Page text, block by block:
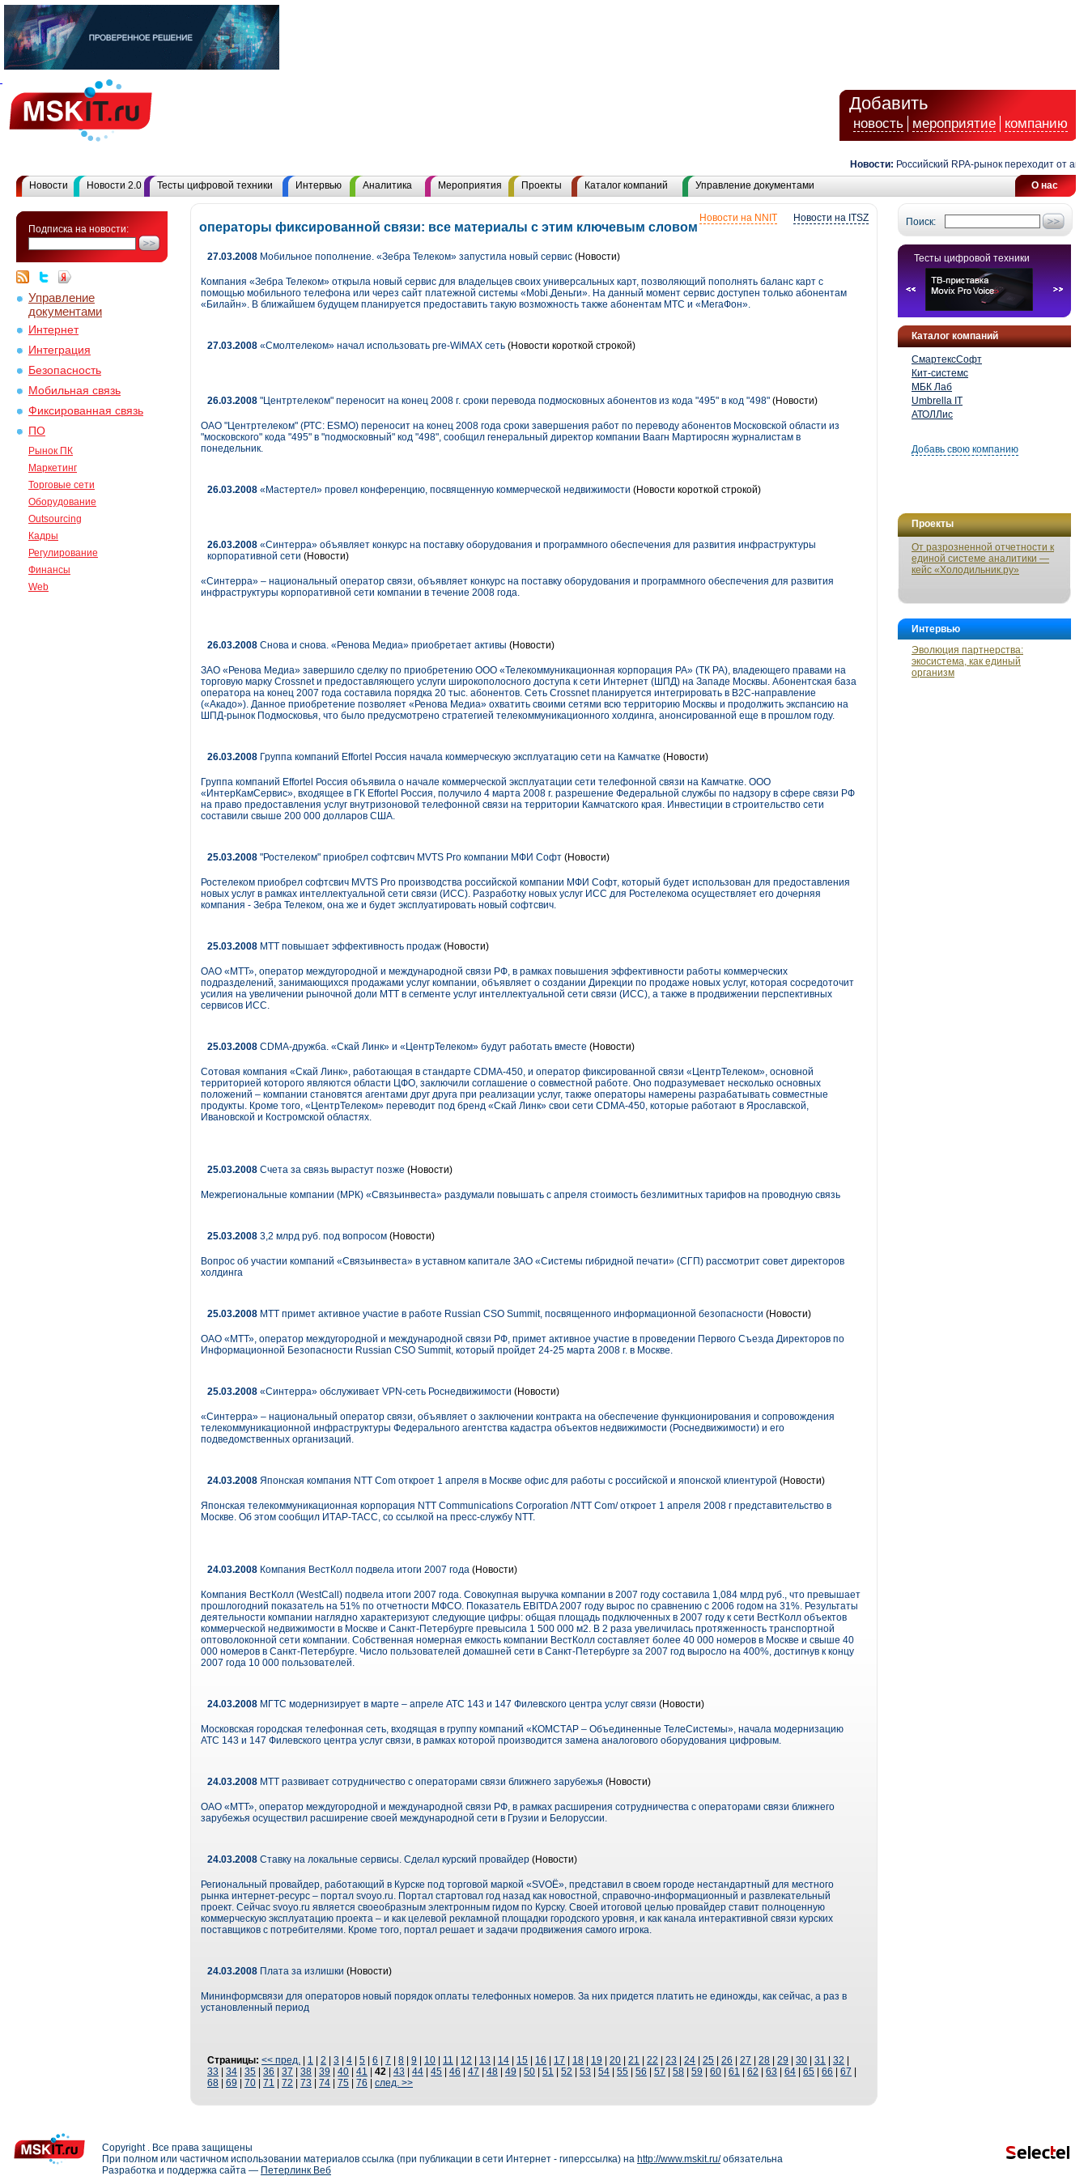
Добавить
новость мероприятие компанию
Новости: Российский RPA-рынок переходит от
О нас
Новости Новости 2.0 Тесты цифровой техники Интервью Аналитика Мероприятия Проекты Каталог компаний Управление документами
Подписка на новости:
Управление
документами
Интернет
Интеграция
Безопасность
Мобильная связь
Фиксированная связь
ПО
Рынок ПК
Маркетинг
Торговые сети
Оборудование
Outsourcing
Кадры
Регулирование
Финансы
Web
Поиск:
Тесты цифровой техники
Каталог компаний
СмартексСофт
Кит-системс
МБК Лаб
Umbrella IT
АТОЛЛис
Добавь свою компанию
Проекты
От разрозненной отчетности к
единой системе аналитики —
кейс «Холодильник.ру»
Интервью
Эволюция партнерства:
экосистема, как единый
организм
Новости на ITSZ
Новости на NNIT
операторы фиксированной связи: все материалы с этим ключевым словом
27.03.2008 Мобильное пополнение. «Зебра Телеком» запустила новый сервис (Новости)
Компания «Зебра Телеком» открыла новый сервис для владельцев своих универсальных карт, позволяющий пополнять баланс карт с
помощью мобильного телефона или через сайт платежной системы «Mobi.Деньги». На данный момент сервис доступен только абонентам
«Билайн». В ближайшем будущем планируется предоставить такую возможность также абонентам МТС и «МегаФон».
27.03.2008 «Смолтелеком» начал использовать pre-WiMAX сеть (Новости короткой строкой)
26.03.2008 "Центртелеком" переносит на конец 2008 г. сроки перевода подмосковных абонентов из кода "495" в код "498" (Новости)
ОАО "Центртелеком" (РТС: ESMO) переносит на конец 2008 года сроки завершения работ по переводу абонентов Московской области из
"московского" кода "495" в "подмосковный" код "498", сообщил генеральный директор компании Ваагн Мартиросян журналистам в
понедельник.
26.03.2008 «Мастертел» провел конференцию, посвященную коммерческой недвижимости (Новости короткой строкой)
26.03.2008 «Синтерра» объявляет конкурс на поставку оборудования и программного обеспечения для развития инфраструктуры
корпоративной сети (Новости)
«Синтерра» – национальный оператор связи, объявляет конкурс на поставку оборудования и программного обеспечения для развития
инфраструктуры корпоративной сети компании в течение 2008 года.
26.03.2008 Снова и снова. «Ренова Медиа» приобретает активы (Новости)
ЗАО «Ренова Медиа» завершило сделку по приобретению ООО «Телекоммуникационная корпорация РА» (ТК РА), владеющего правами на
торговую марку Crossnet и предоставляющего услуги широкополосного доступа к сети Интернет (ШПД) на Западе Москвы. Абонентская база
оператора на конец 2007 года составила порядка 20 тыс. абонентов. Сеть Crossnet планируется интегрировать в B2C-направление
(«Акадо»). Данное приобретение позволяет «Ренова Медиа» охватить своими сетями всю территорию Москвы и продолжить экспансию на
ШПД-рынок Подмосковья, что было предусмотрено стратегией телекоммуникационного холдинга, анонсированной еще в прошлом году.
26.03.2008 Группа компаний Effortel Россия начала коммерческую эксплуатацию сети на Камчатке (Новости)
Группа компаний Effortel Россия объявила о начале коммерческой эксплуатации сети телефонной связи на Камчатке. ООО
«ИнтерКамСервис», входящее в ГК Effortel Россия, получило 4 марта 2008 г. разрешение Федеральной службы по надзору в сфере связи РФ
на право предоставления услуг внутризоновой телефонной связи на территории Камчатского края. Инвестиции в строительство сети
составили свыше 200 000 долларов США.
25.03.2008 "Ростелеком" приобрел софтсвич MVTS Pro компании МФИ Софт (Новости)
Ростелеком приобрел софтсвич MVTS Pro производства российской компании МФИ Софт, который будет использован для предоставления
новых услуг в рамках интеллектуальной сети связи (ИСС). Разработку новых услуг ИСС для Ростелекома осуществляет его дочерняя
компания - Зебра Телеком, она же и будет эксплуатировать новый софтсвич.
25.03.2008 МТТ повышает эффективность продаж (Новости)
ОАО «МТТ», оператор междугородной и международной связи РФ, в рамках повышения эффективности работы коммерческих
подразделений, занимающихся продажами услуг компании, объявляет о создании Дирекции по продаже новых услуг, которая сосредоточит
усилия на увеличении рыночной доли МТТ в сегменте услуг интеллектуальной сети связи (ИСС), а также в продвижении перспективных
сервисов ИСС.
25.03.2008 CDMA-дружба. «Скай Линк» и «ЦентрТелеком» будут работать вместе (Новости)
Сотовая компания «Скай Линк», работающая в стандарте CDMA-450, и оператор фиксированной связи «ЦентрТелеком», основной
территорией которого являются области ЦФО, заключили соглашение о совместной работе. Оно подразумевает несколько основных
положений – компании становятся агентами друг друга при реализации услуг, также операторы намерены разрабатывать совместные
продукты. Кроме того, «ЦентрТелеком» переводит под бренд «Скай Линк» свои сети CDMA-450, которые работают в Ярославской,
Ивановской и Костромской областях.
25.03.2008 Счета за связь вырастут позже (Новости)
Межрегиональные компании (МРК) «Связьинвеста» раздумали повышать с апреля стоимость безлимитных тарифов на проводную связь
25.03.2008 3,2 млрд руб. под вопросом (Новости)
Вопрос об участии компаний «Связьинвеста» в уставном капитале ЗАО «Системы гибридной печати» (СГП) рассмотрит совет директоров
холдинга
25.03.2008 МТТ примет активное участие в работе Russian CSO Summit, посвященного информационной безопасности (Новости)
ОАО «МТТ», оператор междугородной и международной связи РФ, примет активное участие в проведении Первого Съезда Директоров по
Информационной Безопасности Russian CSO Summit, который пройдет 24-25 марта 2008 г. в Москве.
25.03.2008 «Синтерра» обслуживает VPN-сеть Роснедвижимости (Новости)
«Синтерра» – национальный оператор связи, объявляет о заключении контракта на обеспечение функционирования и сопровождения
телекоммуникационной инфраструктуры Федерального агентства кадастра объектов недвижимости (Роснедвижимости) и его
подведомственных организаций.
24.03.2008 Японская компания NTT Com откроет 1 апреля в Москве офис для работы с российской и японской клиентурой (Новости)
Японская телекоммуникационная корпорация NTT Communications Corporation /NTT Com/ откроет 1 апреля 2008 г представительство в
Москве. Об этом сообщил ИТАР-ТАСС, со ссылкой на пресс-службу NTT.
24.03.2008 Компания ВестКолл подвела итоги 2007 года (Новости)
Компания ВестКолл (WestCall) подвела итоги 2007 года. Совокупная выручка компании в 2007 году составила 1,084 млрд руб., что превышает
прошлогодний показатель на 51% по отчетности МФСО. Показатель EBITDA 2007 году вырос по сравнению с 2006 годом на 31%. Результаты
деятельности компании наглядно характеризуют следующие цифры: общая площадь подключенных в 2007 году к сети ВестКолл объектов
коммерческой недвижимости в Москве и Санкт-Петербурге превысила 1 500 000 м2. В 2 раза увеличилась протяженность транспортной
оптоволоконной сети компании. Собственная номерная емкость компании ВестКолл составляет более 40 000 номеров в Москве и свыше 40
000 номеров в Санкт-Петербурге. Число пользователей домашней сети в Санкт-Петербурге за 2007 год выросло на 400%, достигнув к концу
2007 года 10 000 пользователей.
24.03.2008 МГТС модернизирует в марте – апреле АТС 143 и 147 Филевского центра услуг связи (Новости)
Московская городская телефонная сеть, входящая в группу компаний «КОМСТАР – Объединенные ТелеСистемы», начала модернизацию
АТС 143 и 147 Филевского центра услуг связи, в рамках которой производится замена аналогового оборудования цифровым.
24.03.2008 MTT развивает сотрудничество с операторами связи ближнего зарубежья (Новости)
ОАО «МТТ», оператор междугородной и международной связи РФ, в рамках расширения сотрудничества с операторами связи ближнего
зарубежья осуществил расширение своей международной сети в Грузии и Белоруссии.
24.03.2008 Ставку на локальные сервисы. Сделал курский провайдер (Новости)
Региональный провайдер, работающий в Курске под торговой маркой «SVOЁ», представил в своем городе нестандартный для местного
рынка интернет-ресурс – портал svoyo.ru. Портал стартовал год назад как новостной, справочно-информационный и развлекательный
проект. Сейчас svoyo.ru является своеобразным электронным гидом по Курску. Своей итоговой целью провайдер ставит полноценную
коммерческую эксплуатацию проекта – и как целевой рекламной площадки городского уровня, и как канала интерактивной связи курских
поставщиков с потребителями. Кроме того, портал решает и задачи продвижения самого игрока.
24.03.2008 Плата за излишки (Новости)
Мининформсвязи для операторов новый порядок оплаты телефонных номеров. За них придется платить не единожды, как сейчас, а раз в
установленный период
Страницы: << пред. 1 2 3 4 5 6 7 8 9 10 11 12 13 14 15 16 17 18 19 20 21 22 23 24 25 26 27 28 29 30 31 32
33
34 35 36 37 38 39 40 41 42 43 44 45 46 47 48 49 50 51 52 53 54 55 56 57 58 59 60 61 62 63 64 65 66 67
68
69 70 71 72 73 74 75 76 след. >>
Copyright . Все права защищены
При полном или частичном использовании материалов ссылка (при публикации в сети Интернет - гиперссылка) на http://www.mskit.ru/обязательна
Разработка и поддержка сайта — Петерлинк Веб